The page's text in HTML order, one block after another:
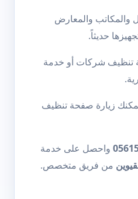
والمكاتب والمعارض
حديثاً.
تنظيف شركات أو خدمة
زيارة صفحة تنظيف
واحصل على خدمة
من فريق متخصص.